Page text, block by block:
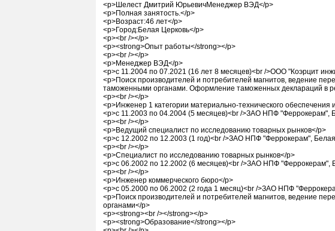
<p>Шелест Дмитрий ЮрьевичМенеджер ВЭД</p>
<p>Полная занятость.</p>
<p>Возраст:46 лет</p>
<p>Город:Белая Церковь</p>
<p><br /></p>
<p><strong>Опыт работы</strong></p>
<p><br /></p>
<p>Менеджер ВЭД</p>
<p>с 11.2004 по 07.2021 (16 лет 8 месяцев)<br />ООО "Коэрцит
<p>Поиск производителей и потребителей магнитов, ведение
таможенными органами. Оформление таможенных деклараций в
<p><br /></p>
<p>Инженер 1 категории материально-технического обеспечения
<p>с 11.2003 по 04.2004 (5 месяцев)<br />ЗАО НПФ "Феррокерам",
<p><br /></p>
<p>Ведущий специалист по исследованию товарных рынков</p>
<p>с 12.2002 по 12.2003 (1 год)<br />ЗАО НПФ "Феррокерам",
<p><br /></p>
<p>Специалист по исследованию товарных рынков</p>
<p>с 06.2002 по 12.2002 (6 месяцев)<br />ЗАО НПФ "Феррокерам",
<p><br /></p>
<p>Инженер коммерческого бюро</p>
<p>с 05.2000 по 06.2002 (2 года 1 месяц)<br />ЗАО НПФ
<p>Поиск производителей и потребителей магнитов, ведение
органами</p>
<p><strong><br /></strong></p>
<p><strong>Образование</strong></p>